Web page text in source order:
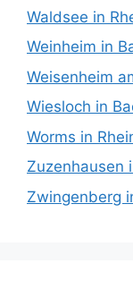
Waldsee in
Weinheim in
Weisenheim
Wiesloch in
Worms in
Zuzenhausen
Zwingenberg